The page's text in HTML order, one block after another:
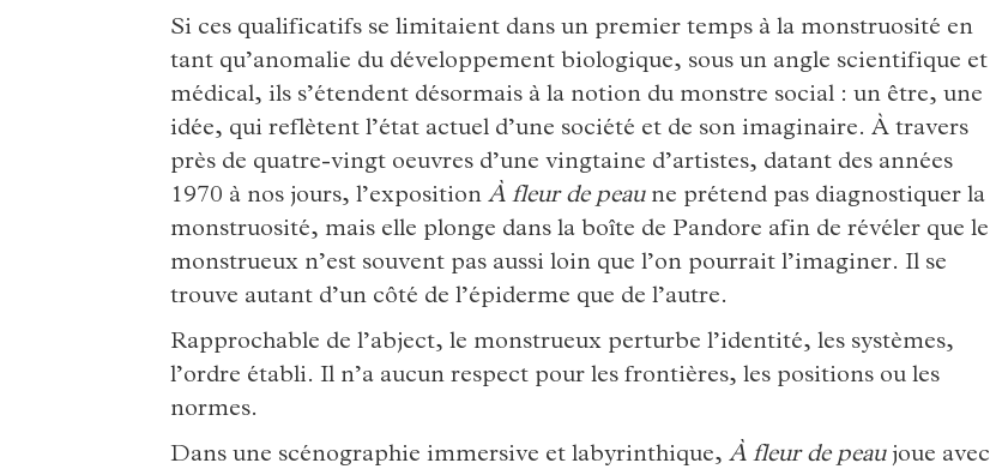
Si ces qualificatifs se limitaient dans un premier temps à la monstruosité en
tant qu’anomalie du développement biologique, sous un angle scientifique et
médical, ils s’étendent désormais à la notion du monstre social : un être, une
idée, qui reflètent l’état actuel d’une société et de son imaginaire. À travers
près de quatre-vingt oeuvres d’une vingtaine d’artistes, datant des années
1970 à nos jours, l’exposition À fleur de peaune prétend pas diagnostiquer la
monstruosité, mais elle plonge dans la boîte de Pandore afin de révéler que le
monstrueux n’est souvent pas aussi loin que l’on pourrait l’imaginer. Il se
trouve autant d’un côté de l’épiderme que de l’autre.
Rapprochable de l’abject, le monstrueux perturbe l’identité, les systèmes,
l’ordre établi. Il n’a aucun respect pour les frontières, les positions ou les
normes.
Dans une scénographie immersive et labyrinthique, À fleur de peaujoue avec